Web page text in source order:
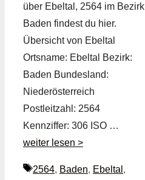
über Ebeltal, 2564 im Bezirk
Baden findest du hier.
Übersicht von Ebeltal
Ortsname: Ebeltal Bezirk:
Baden Bundesland:
Niederösterreich
Postleitzahl: 2564
Kennziffer: 306 ISO …
weiter lesen >
Schlagwörter
2564, Baden, Ebeltal ,